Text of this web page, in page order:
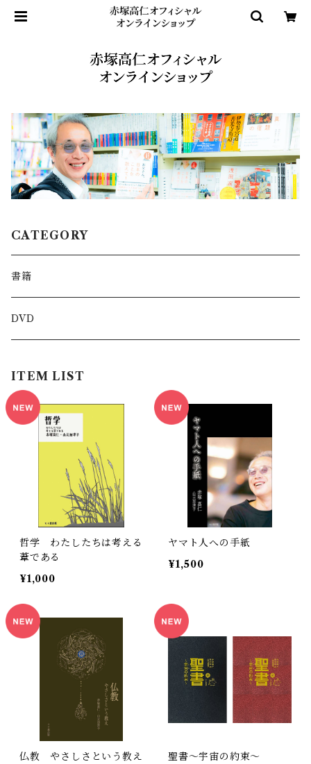
CATEGORY
書籍
DVD
ITEM LIST
哲学 わたしたちは考える
葦である
¥1,000
ヤマト人への手紙
¥1,500
仏教 やさしさという教え
聖書〜宇宙の約束〜